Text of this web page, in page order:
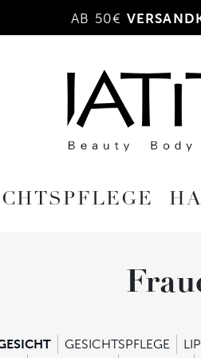
AB 50€
GESICHTSPFLEGE